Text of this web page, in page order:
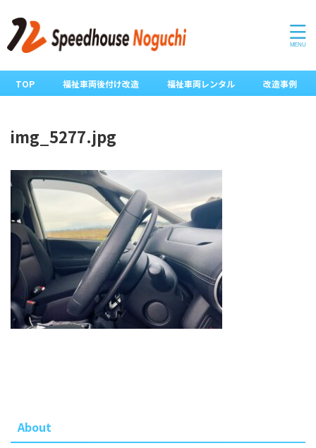
TOP 福祉車両後付け改造 福祉車両レンタル 改造事例
img_5277.jpg
About